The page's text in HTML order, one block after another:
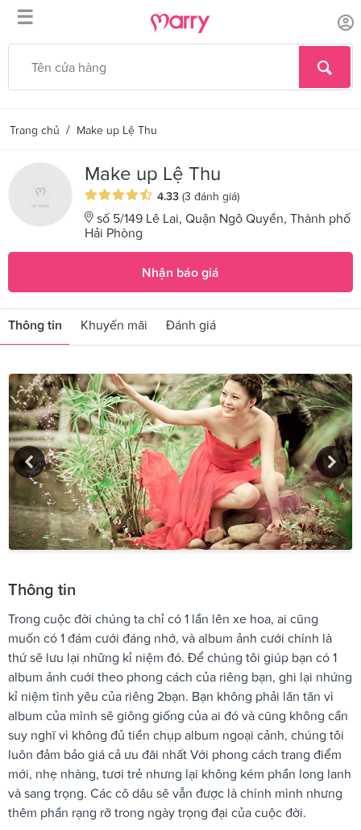
☰
Trang chủ / Make up Lệ Thu
Make up Lệ Thu
4.33 (3 đánh giá)
số 5/149 Lê Lai, Quận Ngô Quyền, Thành phố
Hải Phòng
Nhận báo giá
Thông tin Khuyến mãi Đánh giá
Thông tin
Trong cuộc đời chúng ta chỉ có 1 lần lên xe hoa, ai cũng
muốn có 1 đám cưới đáng nhớ, và album ảnh cưới chính là
thứ sẽ lưu lại những kỉ niệm đó. Để chúng tôi giúp bạn có 1
album ảnh cuới theo phong cách của riêng bạn, ghi lại nhứng
kỉ niệm tình yêu của riêng 2bạn. Bạn không phải lăn tăn vì
album của mình sẽ giông giống của ai đó và cũng không cần
suy nghĩ vì không đủ tiền chụp album ngoại cảnh, chúng tôi
luôn đảm bảo giá cả ưu đãi nhất Với phong cách trang điểm
mới, nhẹ nhàng, tươi trẻ nhưng lại không kém phần long lanh
và sang trọng. Các cô dâu sẽ vẫn được là chính mình nhưng
thêm phần rạng rỡ trong ngày trọng đại của cuộc đời.